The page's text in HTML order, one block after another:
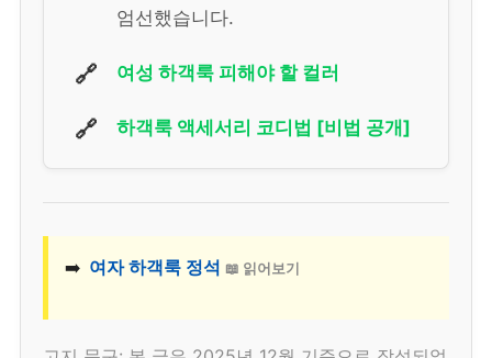
엄선했습니다.
🔗 여성 하객룩 피해야 할 컬러
🔗 하객룩 액세서리 코디법 [비법 공개]
➡️ 여자 하객룩 정석 📖 읽어보기